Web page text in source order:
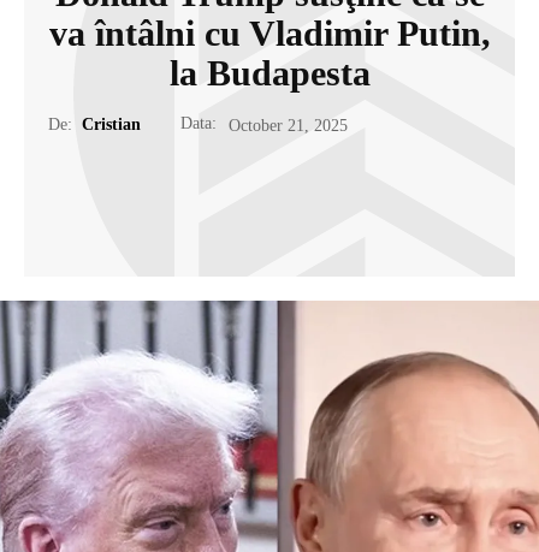
va întâlni cu Vladimir Putin,
la Budapesta
De: Cristian Data: October 21, 2025